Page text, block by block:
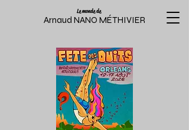
Arnaud NANO MÉTHIVIER
Le monde de